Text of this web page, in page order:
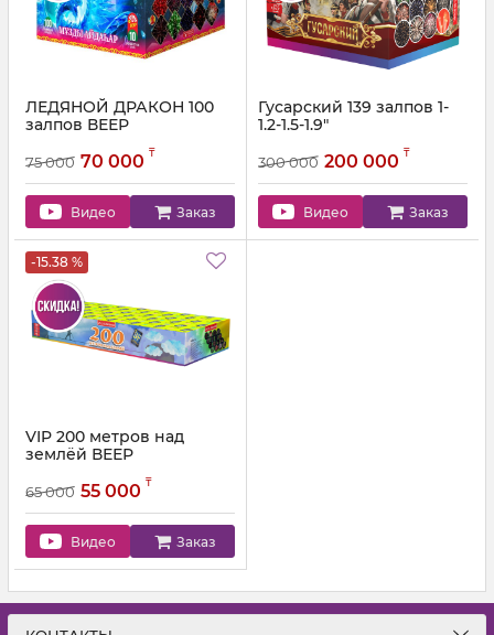
ЛЕДЯНОЙ ДРАКОН 100
залпов ВЕЕР
JF C20-100V/01
75 000 70 000 ₸
Видео Заказ
Гусарский 139 залпов 1-
1.2-1.5-1.9"
JF H110-40SF/01
300 000 200 000 ₸
Видео Заказ
-15.38 %
VIP 200 метров над
землёй ВЕЕР
JF C15-200/01V01
65 000 55 000 ₸
Видео Заказ